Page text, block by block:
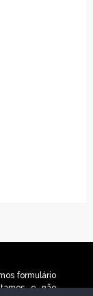
formulário
e não